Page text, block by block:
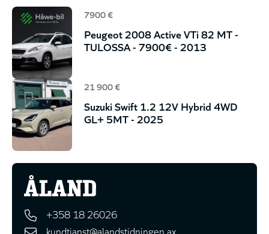
7900 €
Peugeot 2008 Active VTi 82 MT -
TULOSSA - 7900€ - 2013
21 900 €
Suzuki Swift 1.2 12V Hybrid 4WD
GL+ 5MT - 2025
+358 18 26026
kundtjanst@alandstidningen.ax